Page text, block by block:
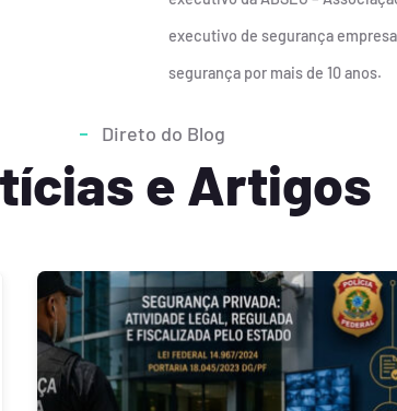
executivo de segurança
segurança por mais de 10 anos.
Direto do Blog
e Artigos